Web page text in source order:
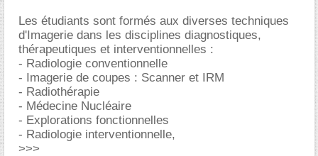
Les étudiants sont formés aux diverses techniques
d'Imagerie dans les disciplines diagnostiques,
thérapeutiques et interventionnelles :
- Radiologie conventionnelle
- Imagerie de coupes : Scanner et IRM
- Radiothérapie
- Médecine Nucléaire
- Explorations fonctionnelles
- Radiologie interventionnelle,
>>>